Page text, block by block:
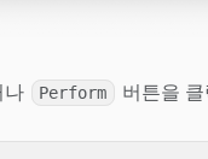
나 Perform 버튼을